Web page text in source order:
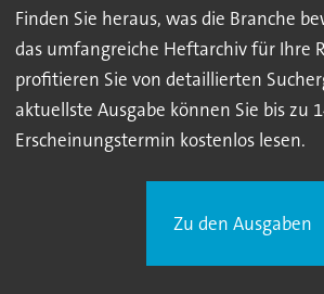
Finden Sie heraus, was die Branche
das umfangreiche Heftarchiv für Ihre
profitieren Sie von detaillierten
aktuellste Ausgabe können Sie bis zu
Erscheinungstermin kostenlos lesen.
Zu den Ausgaben